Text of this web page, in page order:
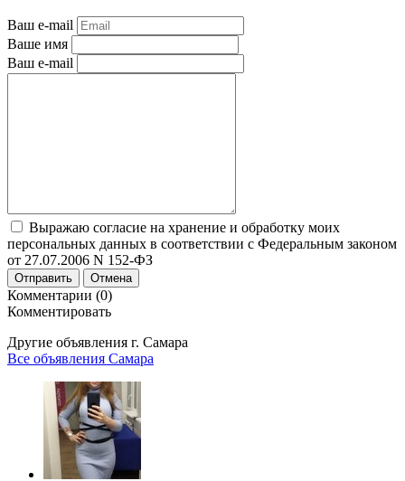
Ваш e-mail
Ваше имя
Ваш e-mail
Выражаю согласие на хранение и обработку моих
персональных данных в соответствии с Федеральным законом
от 27.07.2006 N 152-ФЗ
Отправить Отмена
Комментарии (0)
Комментировать
Другие объявления г. Самара
Все объявления Самара